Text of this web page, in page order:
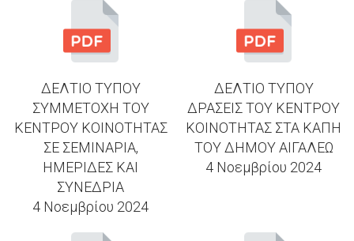
ΔΕΛΤΙΟ ΤΥΠΟΥ
ΣΥΜΜΕΤΟΧΗ ΤΟΥ
ΚΕΝΤΡΟΥ ΚΟΙΝΟΤΗΤΑΣ
ΣΕ ΣΕΜΙΝΑΡΙΑ,
ΗΜΕΡΙΔΕΣ ΚΑΙ
ΣΥΝΕΔΡΙΑ
4 Νοεμβρίου 2024
ΔΕΛΤΙΟ ΤΥΠΟΥ
ΔΡΑΣΕΙΣ ΤΟΥ ΚΕΝΤΡΟΥ
ΚΟΙΝΟΤΗΤΑΣ ΣΤΑ ΚΑΠΗ
ΤΟΥ ΔΗΜΟΥ ΑΙΓΑΛΕΩ
4 Νοεμβρίου 2024